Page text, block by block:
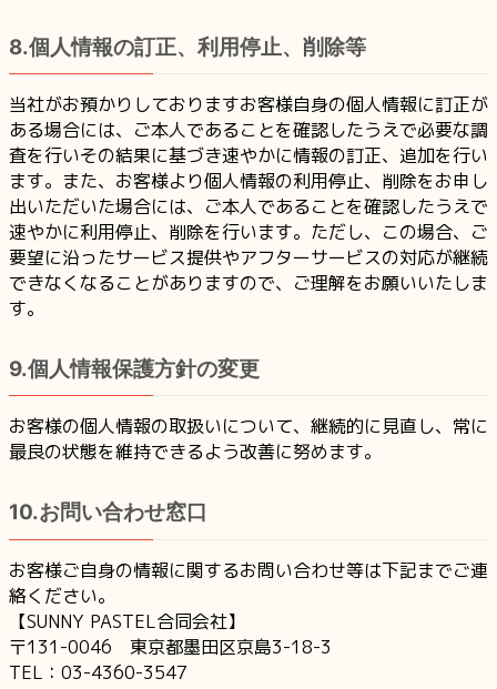
8.個人情報の訂正、利用停止、削除等
当社がお預かりしておりますお客様自身の個人情報に訂正が
ある場合には、ご本人であることを確認したうえで必要な調
査を行いその結果に基づき速やかに情報の訂正、追加を行い
ます。また、お客様より個人情報の利用停止、削除をお申し
出いただいた場合には、ご本人であることを確認したうえで
速やかに利用停止、削除を行います。ただし、この場合、ご
要望に沿ったサービス提供やアフターサービスの対応が継続
できなくなることがありますので、ご理解をお願いいたしま
す。
9.個人情報保護方針の変更
お客様の個人情報の取扱いについて、継続的に見直し、常に
最良の状態を維持できるよう改善に努めます。
10.お問い合わせ窓口
お客様ご自身の情報に関するお問い合わせ等は下記までご連
絡ください。
【SUNNY PASTEL合同会社】
〒131-0046 東京都墨田区京島3-18-3
TEL：03-4360-3547‬